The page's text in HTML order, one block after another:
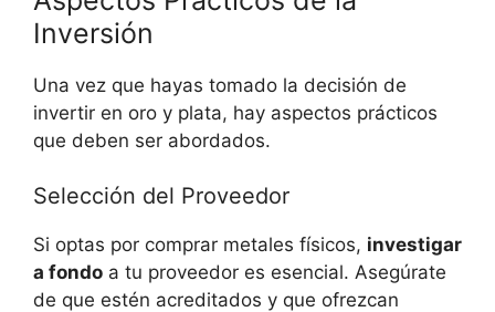
Inversión
Una vez que​ hayas tomado la decisión de
invertir en oro y ‌plata, hay‌ aspectos prácticos
que ⁤deben ser abordados.
Selección del Proveedor
Si⁣ optas por comprar metales físicos, investigar
a fondo a tu proveedor es esencial. Asegúrate⁤
de que estén acreditados y que ofrezcan